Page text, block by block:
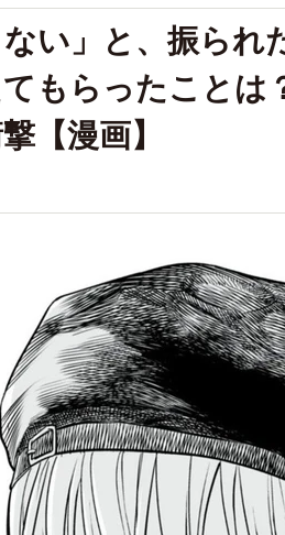
ない」と、振ら
もらったこと
【漫画】